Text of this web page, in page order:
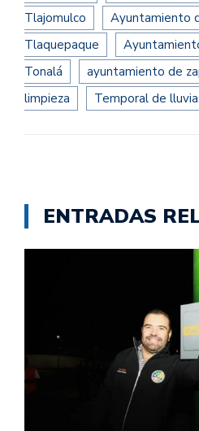
Tlajomulco
Ayuntamiento
Tlaquepaque
Tonalá
ayuntamiento de
limpieza
Temporal de
ENTRADAS